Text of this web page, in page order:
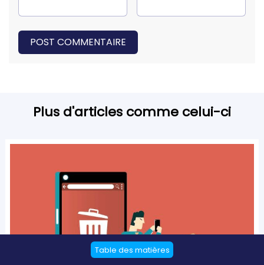
POST COMMENTAIRE
Table des matières
Plus d'articles comme celui-ci